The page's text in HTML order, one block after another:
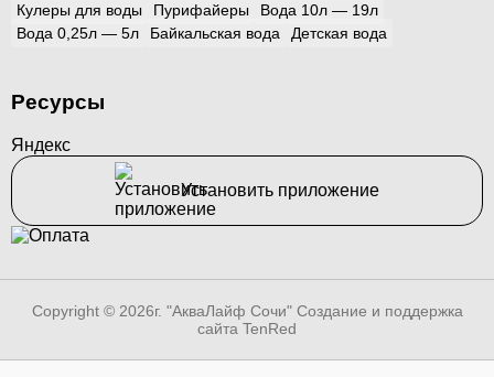
Кулеры для воды Пурифайеры
Вода 10л — 19л
Вода 0,25л — 5л
Байкальская вода Детская вода
Ресурсы
Яндекс
Установить приложение
Copyright © 2026г. "АкваЛайф Сочи" Создание и поддержка
сайта TenRed